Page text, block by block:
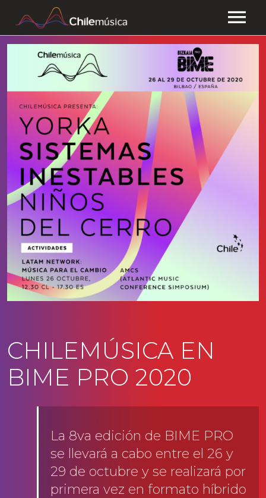
NOTICIAS
EFEMÉRIDES
PLAYLISTS
ESTUDIOS
FAQ
TRANSPARENCIA
CHILEMÚSICA EN
BIME PRO 2020
La 8va edición de BIME PRO
se llevará a cabo entre el 26 y
29 de octubre y se realizará por
primera vez en formato híbrido